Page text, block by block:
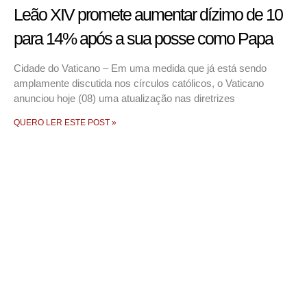
Leão XIV promete aumentar dízimo de 10
para 14% após a sua posse como Papa
Cidade do Vaticano – Em uma medida que já está sendo
amplamente discutida nos círculos católicos, o Vaticano
anunciou hoje (08) uma atualização nas diretrizes
QUERO LER ESTE POST »